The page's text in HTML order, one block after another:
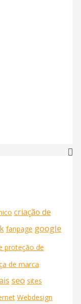
criação de
fanpage google
proteção de
de marca
seo sites
Webdesign